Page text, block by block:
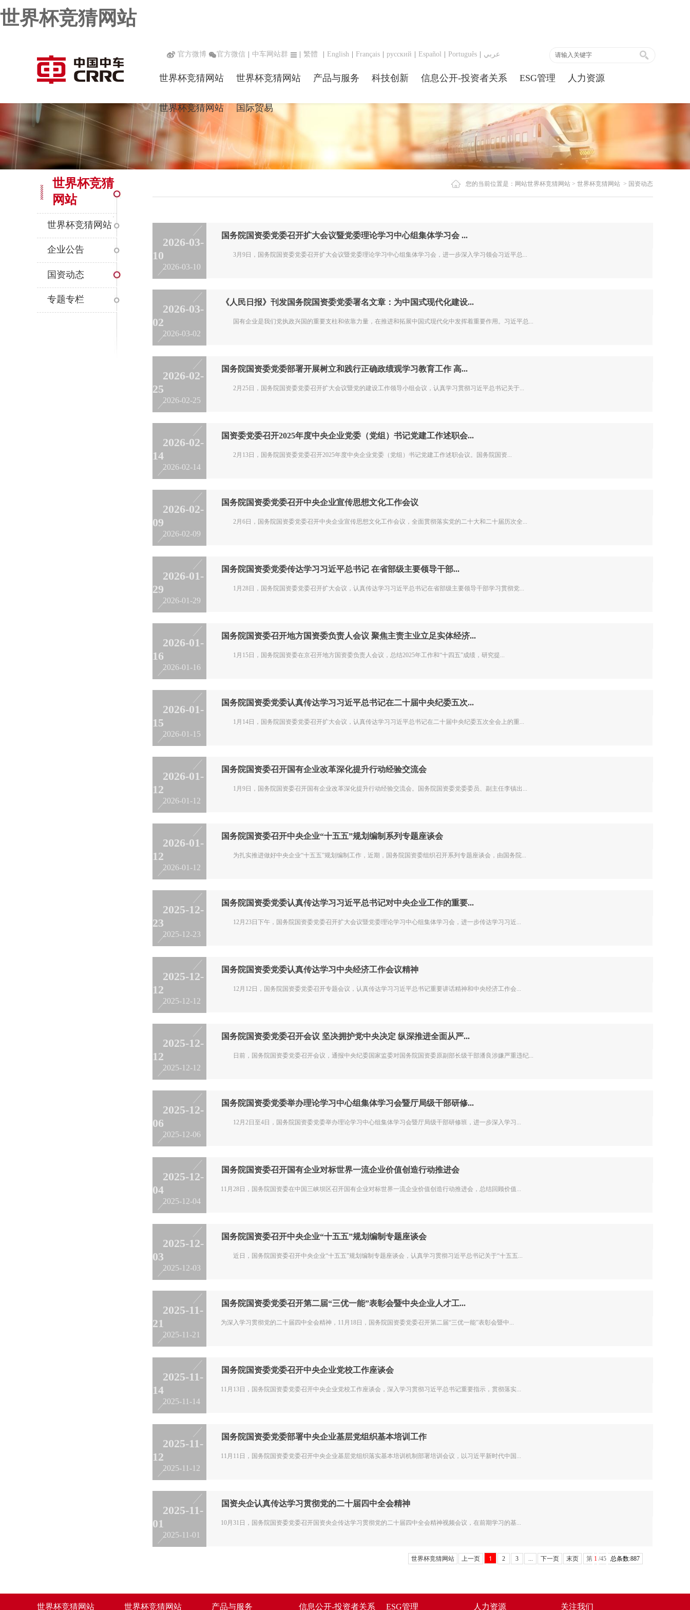
世界杯竞猜网站
官方微博 官方微信 中车网站群 繁體 English Français русский Español Português عربي
世界杯竞猜网站 世界杯竞猜网站 产品与服务 科技创新 信息公开-投资者关系 ESG管理 人力资源
世界杯竞猜网站 国际贸易
世界杯竞猜
网站
世界杯竞猜网站
企业公告
国资动态
专题专栏
您的当前位置是： 网站世界杯竞猜网站 > 世界杯竞猜网站 > 国资动态
2026-03-
10
2026-03-10
国务院国资委党委召开扩大会议暨党委理论学习中心组集体学习会 ...
3月9日，国务院国资委党委召开扩大会议暨党委理论学习中心组集体学习会，进一步深入学习领会习近平总...
2026-03-
02
2026-03-02
《人民日报》刊发国务院国资委党委署名文章：为中国式现代化建设...
国有企业是我们党执政兴国的重要支柱和依靠力量，在推进和拓展中国式现代化中发挥着重要作用。习近平总...
2026-02-
25
2026-02-25
国务院国资委党委部署开展树立和践行正确政绩观学习教育工作 高...
2月25日，国务院国资委党委召开扩大会议暨党的建设工作领导小组会议，认真学习贯彻习近平总书记关于...
2026-02-
14
2026-02-14
国资委党委召开2025年度中央企业党委（党组）书记党建工作述职会...
2月13日，国务院国资委党委召开2025年度中央企业党委（党组）书记党建工作述职会议。国务院国资...
2026-02-
09
2026-02-09
国务院国资委党委召开中央企业宣传思想文化工作会议
2月6日，国务院国资委党委召开中央企业宣传思想文化工作会议，全面贯彻落实党的二十大和二十届历次全...
2026-01-
29
2026-01-29
国务院国资委党委传达学习习近平总书记 在省部级主要领导干部...
1月28日，国务院国资委党委召开扩大会议，认真传达学习习近平总书记在省部级主要领导干部学习贯彻党...
2026-01-
16
2026-01-16
国务院国资委召开地方国资委负责人会议 聚焦主责主业立足实体经济...
1月15日，国务院国资委在京召开地方国资委负责人会议，总结2025年工作和“十四五”成绩，研究提...
2026-01-
15
2026-01-15
国务院国资委党委认真传达学习习近平总书记在二十届中央纪委五次...
1月14日，国务院国资委党委召开扩大会议，认真传达学习习近平总书记在二十届中央纪委五次全会上的重...
2026-01-
12
2026-01-12
国务院国资委召开国有企业改革深化提升行动经验交流会
1月9日，国务院国资委召开国有企业改革深化提升行动经验交流会。国务院国资委党委委员、副主任李镇出...
2026-01-
12
2026-01-12
国务院国资委召开中央企业“十五五”规划编制系列专题座谈会
为扎实推进做好中央企业“十五五”规划编制工作，近期，国务院国资委组织召开系列专题座谈会，由国务院...
2025-12-
23
2025-12-23
国务院国资委党委认真传达学习习近平总书记对中央企业工作的重要...
12月23日下午，国务院国资委党委召开扩大会议暨党委理论学习中心组集体学习会，进一步传达学习习近...
2025-12-
12
2025-12-12
国务院国资委党委认真传达学习中央经济工作会议精神
12月12日，国务院国资委党委召开专题会议，认真传达学习习近平总书记重要讲话精神和中央经济工作会...
2025-12-
12
2025-12-12
国务院国资委党委召开会议 坚决拥护党中央决定 纵深推进全面从严...
日前，国务院国资委党委召开会议，通报中央纪委国家监委对国务院国资委原副部长级干部潘良涉嫌严重违纪...
2025-12-
06
2025-12-06
国务院国资委党委举办理论学习中心组集体学习会暨厅局级干部研修...
12月2日至4日，国务院国资委党委举办理论学习中心组集体学习会暨厅局级干部研修班，进一步深入学习...
2025-12-
04
2025-12-04
国务院国资委召开国有企业对标世界一流企业价值创造行动推进会
11月28日，国务院国资委在中国三峡坝区召开国有企业对标世界一流企业价值创造行动推进会，总结回顾价值...
2025-12-
03
2025-12-03
国务院国资委召开中央企业“十五五”规划编制专题座谈会
近日，国务院国资委召开中央企业“十五五”规划编制专题座谈会，认真学习贯彻习近平总书记关于“十五五...
2025-11-
21
2025-11-21
国务院国资委党委召开第二届“三优一能”表彰会暨中央企业人才工...
为深入学习贯彻党的二十届四中全会精神，11月18日，国务院国资委党委召开第二届“三优一能”表彰会暨中...
2025-11-
14
2025-11-14
国务院国资委党委召开中央企业党校工作座谈会
11月13日，国务院国资委党委召开中央企业党校工作座谈会，深入学习贯彻习近平总书记重要指示，贯彻落实...
2025-11-
12
2025-11-12
国务院国资委党委部署中央企业基层党组织基本培训工作
11月11日，国务院国资委党委召开中央企业基层党组织落实基本培训机制部署培训会议，以习近平新时代中国...
2025-11-
01
2025-11-01
国资央企认真传达学习贯彻党的二十届四中全会精神
10月31日，国务院国资委党委召开国资央企传达学习贯彻党的二十届四中全会精神视频会议，在前期学习的基...
世界杯竞猜网站 上一页 1 2 3 ... 下一页 末页 第 1 /45 总条数:887
世界杯竞猜网站 世界杯竞猜网站 产品与服务 信息公开-投资者关系 ESG管理 人力资源 关注我们